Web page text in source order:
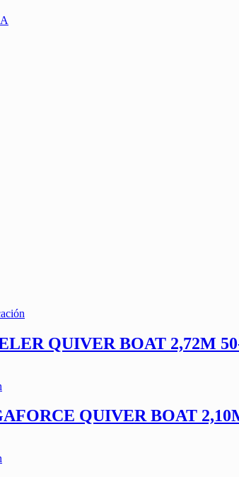
QUIVER BOAT 2,72M
QUIVER BOAT